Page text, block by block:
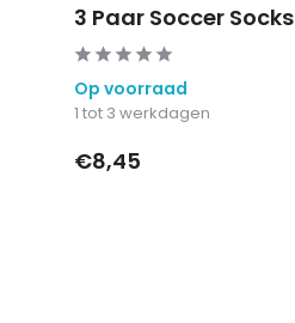
3 Paar Soccer Socks
Op voorraad
1 tot 3 werkdagen
€8,45